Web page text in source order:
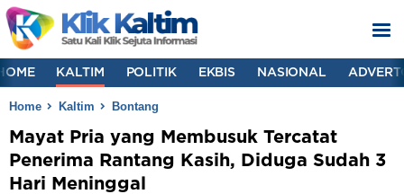
KALTIM POLITIK EKBIS NASIONAL
Home Kaltim Bontang
Mayat Pria yang Membusuk Tercatat
Penerima Rantang Kasih, Diduga Sudah 3
Hari Meninggal